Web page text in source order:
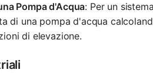
Pompa d'Acqua: Per un
di una pompa d'acqua
di elevazione.